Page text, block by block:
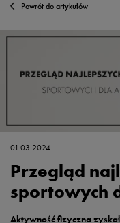
Powrót do artykułów
01.03.2024
Przegląd
sportowych
Aktywność fizyczna